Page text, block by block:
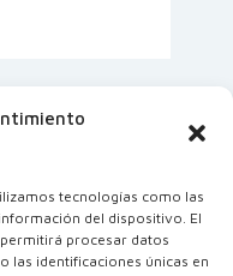
tecnologías como las
del dispositivo. El
procesar datos
las identificaciones únicas en